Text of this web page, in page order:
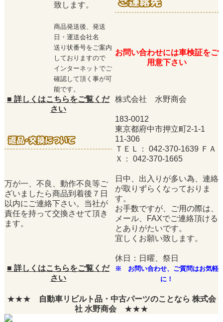
致します。
商品発送後、発送
日・運送会社名
送り状番号をご案内
しておりますので
インターネットでご
確認して頂く事が可
能です。
お問い合わせには車検証をご
用意下さい
■ 詳しくはこちらをご覧くだ
さい
株式会社 水野商会
183-0012
東京都府中市押立町2-1-1
11-306
ＴＥＬ： 042-370-1639 ＦＡ
Ｘ： 042-370-1665
日中、出入りが多い為、連絡
が取りずらくなっておりま
す。
お手数ですが、ご用の際は、
メール、FAXでご連絡頂ける
とありがたいです。
宜しくお願い致します。
休日：日曜、祭日
万が一、不良、動作不良等ご
ざいましたら商品到着後７日
以内にご連絡下さい。当社が
責任を持って交換させて頂き
ます。
■ 詳しくはこちらをご覧くだ
さい
※ お問い合わせ、ご質問はお気軽
に！
★★★
自動車リビルト品・中古パーツのことなら 株式会
社 水野商会
★★★